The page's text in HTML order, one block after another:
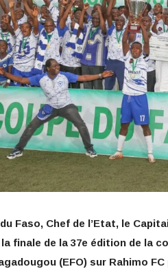
Faso, Chef de l’Etat, le
finale de la 37e édition de la
(EFO) sur Rahimo